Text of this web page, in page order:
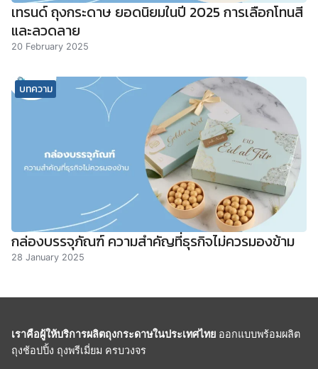
เทรนด์ ถุงกระดาษ ยอดนิยมในปี 2025 การเลือกโทนสี
และลวดลาย
20 February 2025
บทความ
กล่องบรรจุภัณฑ์ ความสำคัญที่ธุรกิจไม่ควรมองข้าม
28 January 2025
เราคือผู้ให้บริการผลิตถุงกระดาษในประเทศไทย ออกแบบพร้อมผลิต
ถุงช้อปปิ้ง ถุงพรีเมี่ยม ครบวงจร